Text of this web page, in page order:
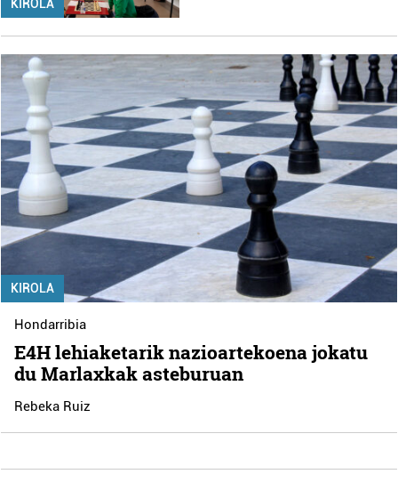
KIROLA
KIROLA
Hondarribia
E4H lehiaketarik nazioartekoena jokatu
du Marlaxkak asteburuan
Rebeka Ruiz